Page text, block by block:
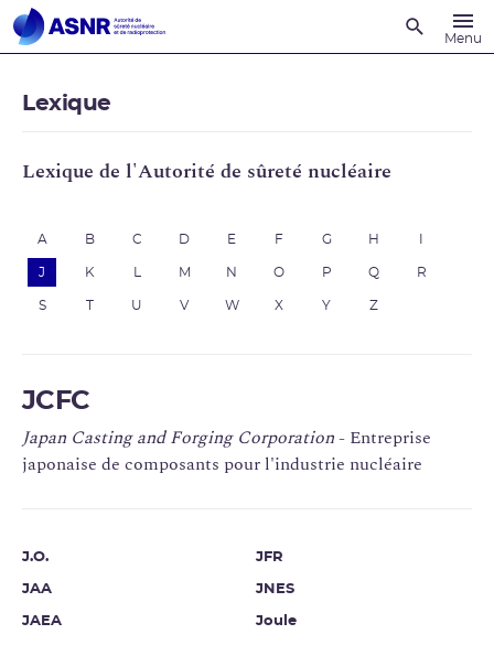
Menu
Lexique
Lexique de l'Autorité de sûreté nucléaire
A B C D E F G H
J K M N O P Q R
S U V W X Y Z
JCFC
Japan Casting and Forging Corporation- Entreprise
japonaise de composants pour l'industrie nucléaire
J.O.
JAA
JAEA
JFR
JNES
Joule